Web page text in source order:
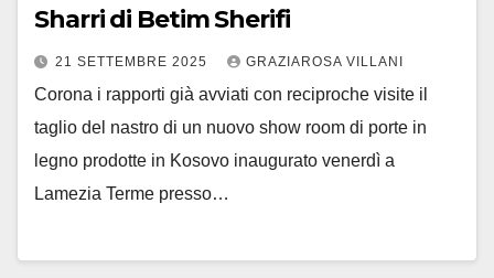
Sharri di Betim Sherifi
21 SETTEMBRE 2025 GRAZIAROSA VILLANI
Corona i rapporti già avviati con reciproche visite il
taglio del nastro di un nuovo show room di porte in
legno prodotte in Kosovo inaugurato venerdì a
Lamezia Terme presso…